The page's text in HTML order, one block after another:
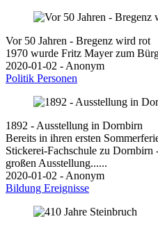
Vor 50 Jahren - Bregenz wird rot
1970 wurde Fritz Mayer zum
2020-01-02 - Anonym
Politik Personen
1892 - Ausstellung in Dornbirn
Bereits in ihren ersten
Stickerei-Fachschule zu
großen Ausstellung......
2020-01-02 - Anonym
Bildung Ereignisse